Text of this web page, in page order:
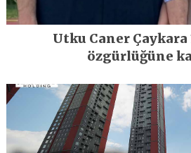
Utku Caner Çaykara
özgürlüğüne